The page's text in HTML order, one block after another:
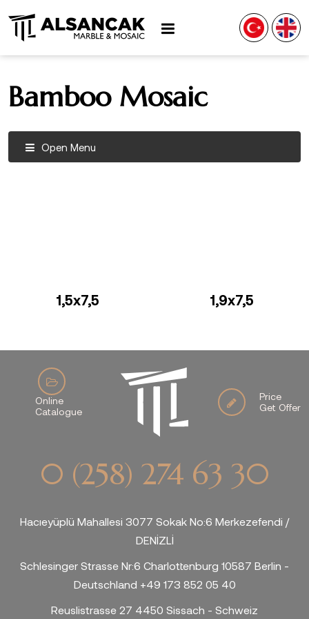
Bamboo Mosaic
Open Menu
1,5x7,5 1,9x7,5
Online
Catalogue
Price
Get Offer
0 (258) 274 63 30
Hacıeyüplü Mahallesi 3077 Sokak No:6 Merkezefendi /
DENİZLİ
Schlesinger Strasse Nr:6 Charlottenburg 10587 Berlin -
Deutschland +49 173 852 05 40
Reuslistrasse 27 4450 Sissach - Schweiz